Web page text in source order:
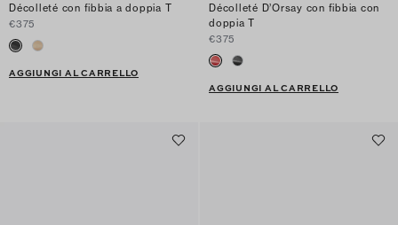
Décolleté con fibbia a doppia T
€375
AGGIUNGI AL CARRELLO
Décolleté D’Orsay con fibbia con
doppia T
€375
AGGIUNGI AL CARRELLO